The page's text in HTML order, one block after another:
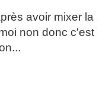
avoir mixer la
non donc c'est